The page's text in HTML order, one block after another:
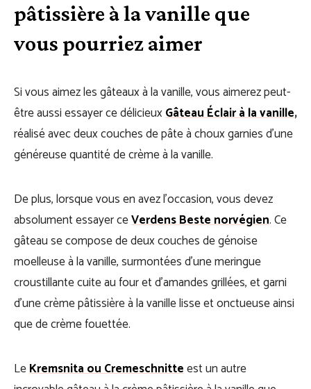
pâtissière à la vanille que
vous pourriez aimer
Si vous aimez les gâteaux à la vanille, vous aimerez peut-
être aussi essayer ce délicieuxGâteau Éclair à la vanille,
réalisé avec deux couches de pâte à choux garnies d’une
généreuse quantité de crème à la vanille.
De plus, lorsque vous en avez l’occasion, vous devez
absolument essayer ceVerdens Beste norvégien. Ce
gâteau se compose de deux couches de génoise
moelleuse à la vanille, surmontées d’une meringue
croustillante cuite au four et d’amandes grillées, et garni
d’une crème pâtissière à la vanille lisse et onctueuse ainsi
que de crème fouettée.
LeKremsnita ou Cremeschnitteest un autre